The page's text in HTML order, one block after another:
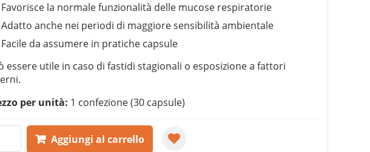
Favorisce la normale funzionalità delle mucose respiratorie
Adatto anche nei periodi di maggiore sensibilità ambientale
Facile da assumere in pratiche capsule
essere utile in caso di fastidi stagionali o esposizione a fattori
per unità: 1 confezione (30 capsule)
Aggiungi al carrello